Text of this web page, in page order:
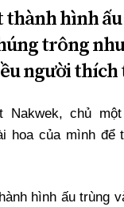
hình
trông
người thích
Nakwek, chủ
hoa của mình để
hình ấu trùng